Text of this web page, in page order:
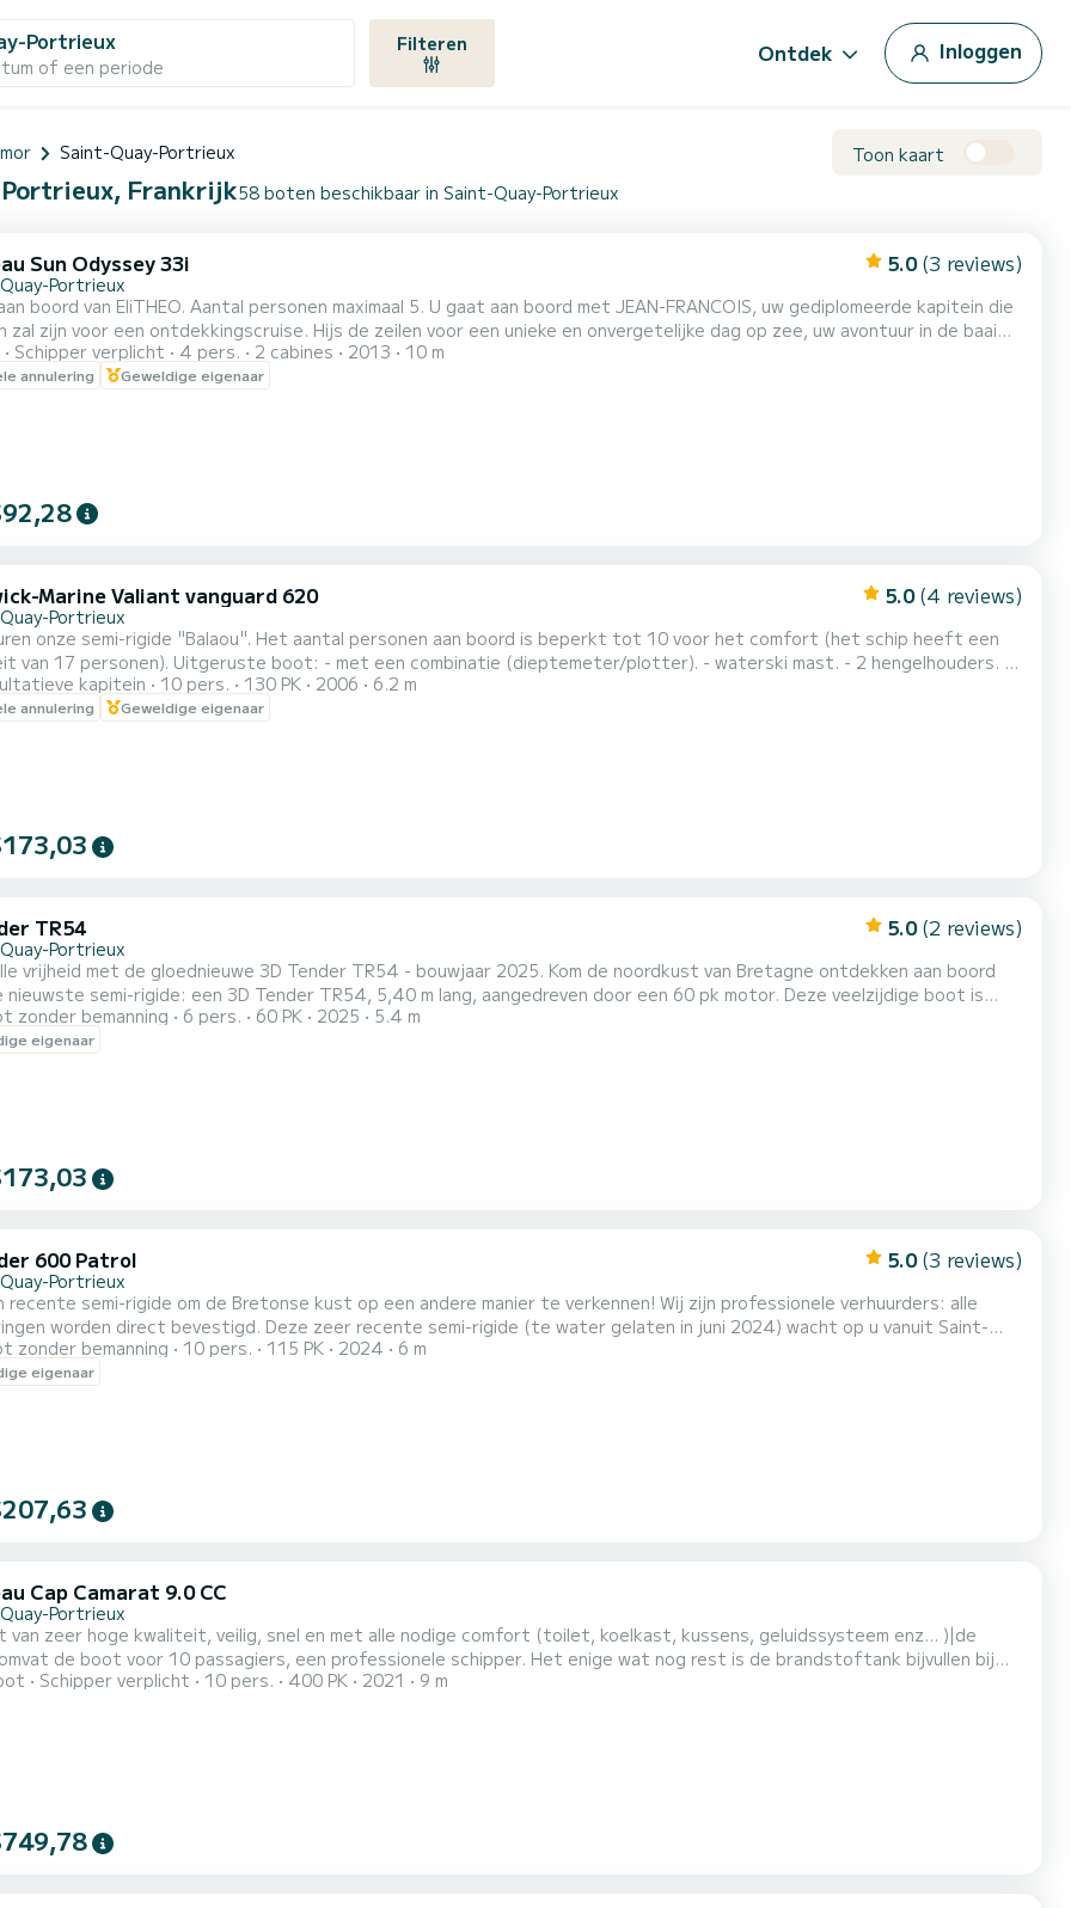
Portrieux
of een periode
Filteren Ontdek Inloggen
Saint-Quay-Portrieux Toon kaart
Frankrijk58 boten beschikbaar in Saint-Quay-Portrieux
Sun Odyssey 33i 5.0 (3 reviews)
Portrieux
boord van EliTHEO. Aantal personen maximaal 5. U gaat aan boord met JEAN-FRANCOIS, uw gediplomeerde kapitein die
zal zijn voor een ontdekkingscruise. Hijs de zeilen voor een unieke en onvergetelijke dag op zee, uw avontuur in de baai
Saint Brieuc. Uitstap: Vanaf 140 euro Ontdekkingstocht om
Pleziervaart met mogelijkheid om aan boord te eten. Zwemmen mogelijk. Trollingvissen. Manoeuvreren in...
Schipper verplicht 4 pers. 2 cabines 2013 10 m
annulering Geweldige eigenaar
Marine Valiant vanguard 620 5.0 (4 reviews)
Portrieux
onze semi-rigide "Balaou". Het aantal personen aan boord is beperkt tot 10 voor het comfort (het schip heeft een
van 17 personen). Uitgeruste boot: - met een combinatie (dieptemeter/plotter). - waterski mast. - 2 hengelhouders. -
- vaste brandstoftank met een capaciteit van 110 liter. De boot is perfect geschikt voor een uitstapje
maar denk ook aan de eilanden van Saint-Quay (6 minuten van de haven) die bij laag water prachtige zwem- e...
kapitein 10 pers. 130 PK 2006 6.2 m
annulering Geweldige eigenaar
TR54 5.0 (2 reviews)
Portrieux
vrijheid met de gloednieuwe 3D Tender TR54 - bouwjaar 2025. Kom de noordkust van Bretagne ontdekken aan boord
nieuwste semi-rigide: een 3D Tender TR54, 5,40 m lang, aangedreven door een 60 pk motor. Deze veelzijdige boot is
een dagje uit of een halve dag, met familie of vrienden. Ga de kliffen van Plouha verkennen, picknicken in de baai van
of gooi het anker uit bij Bréhat voor een zwem- of vispauze. Dankzij de Garmin GPS en Navionics kaarten kunt u...
zonder bemanning 6 pers. 60 PK 2025 5.4 m
eigenaar
600 Patrol 5.0 (3 reviews)
Portrieux
recente semi-rigide om de Bretonse kust op een andere manier te verkennen! Wij zijn professionele verhuurders: alle
worden direct bevestigd. Deze zeer recente semi-rigide (te water gelaten in juni 2024) wacht op u vanuit Saint-
voor een ontspannen zeetocht. Of het nu gaat om een ontspannend uitje of een visavontuur, het past zich aan
wensen. Met zijn vlakke vloer en ruim dek biedt het optimaal comfort voor maximaal 10 personen aan boord. De 115 pk
zonder bemanning 10 pers. 115 PK 2024 6 m
eigenaar
Cap Camarat 9.0 CC
Portrieux
van zeer hoge kwaliteit, veilig, snel en met alle nodige comfort (toilet, koelkast, kussens, geluidssysteem enz... )|de
de boot voor 10 passagiers, een professionele schipper. Het enige wat nog rest is de brandstoftank bijvullen bij
Schipper verplicht 10 pers. 400 PK 2021 9 m